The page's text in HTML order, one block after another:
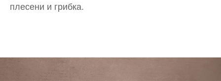
плесени и грибка.